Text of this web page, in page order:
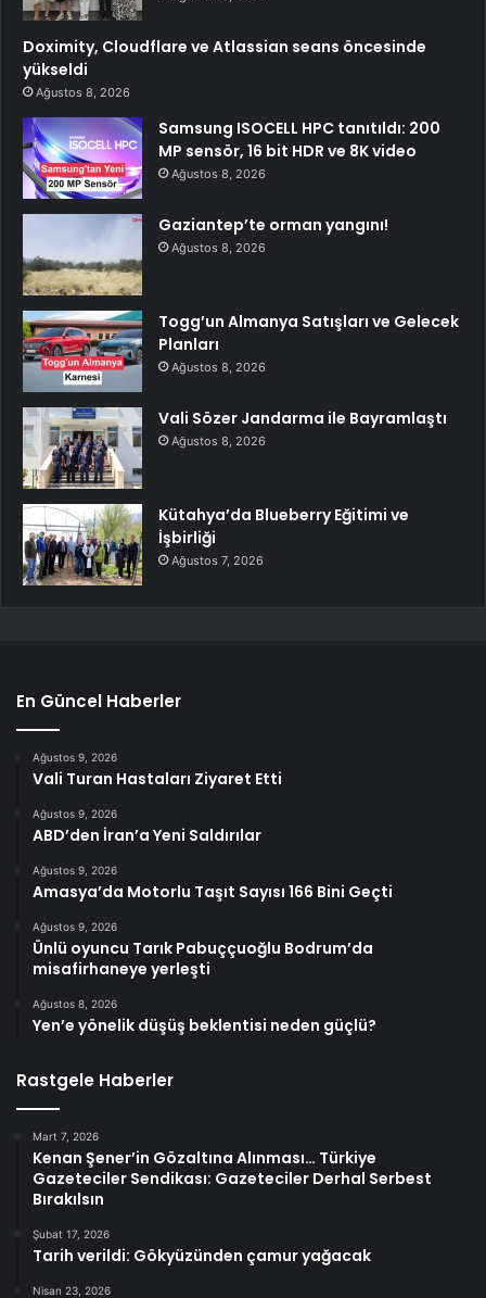
Doximity, Cloudflare ve Atlassian seans öncesinde
yükseldi
Ağustos 8, 2026
Samsung ISOCELL HPC tanıtıldı: 200
MP sensör, 16 bit HDR ve 8K video
Ağustos 8, 2026
Gaziantep’te orman yangını!
Ağustos 8, 2026
Togg’un Almanya Satışları ve Gelecek
Planları
Ağustos 8, 2026
Vali Sözer Jandarma ile Bayramlaştı
Ağustos 8, 2026
Kütahya’da Blueberry Eğitimi ve
İşbirliği
Ağustos 7, 2026
En Güncel Haberler
Ağustos 9, 2026
Vali Turan Hastaları Ziyaret Etti
Ağustos 9, 2026
ABD’den İran’a Yeni Saldırılar
Ağustos 9, 2026
Amasya’da Motorlu Taşıt Sayısı 166 Bini Geçti
Ağustos 9, 2026
Ünlü oyuncu Tarık Pabuççuoğlu Bodrum’da
misafirhaneye yerleşti
Ağustos 8, 2026
Yen’e yönelik düşüş beklentisi neden güçlü?
Rastgele Haberler
Mart 7, 2026
Kenan Şener’in Gözaltına Alınması… Türkiye
Gazeteciler Sendikası: Gazeteciler Derhal Serbest
Bırakılsın
Şubat 17, 2026
Tarih verildi: Gökyüzünden çamur yağacak
Nisan 23, 2026